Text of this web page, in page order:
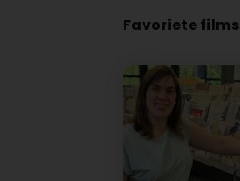
Favoriete